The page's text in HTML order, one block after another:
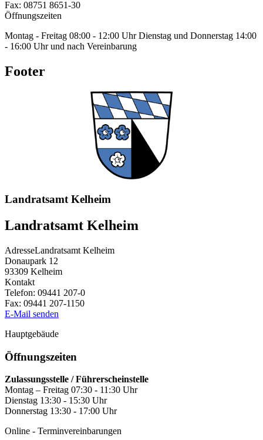
Fax: 08751 8651-30
Öffnungszeiten
Montag - Freitag 08:00 - 12:00 Uhr Dienstag und Donnerstag 14:00
- 16:00 Uhr und nach Vereinbarung
Footer
Landratsamt Kelheim
Landratsamt Kelheim
AdresseLandratsamt Kelheim
Donaupark 12
93309 Kelheim
Kontakt
Telefon: 09441 207-0
Fax: 09441 207-1150
E-Mail senden
Hauptgebäude
Öffnungszeiten
Zulassungsstelle / Führerscheinstelle
Montag – Freitag 07:30 - 11:30 Uhr
Dienstag 13:30 - 15:30 Uhr
Donnerstag 13:30 - 17:00 Uhr
Online - Terminvereinbarungen